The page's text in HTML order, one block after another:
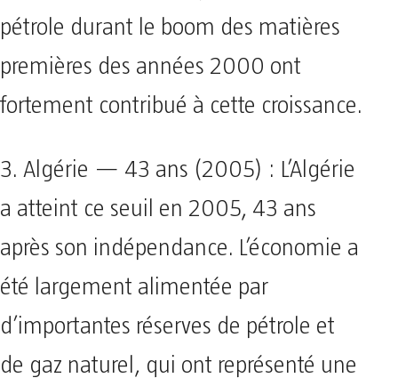
pétrole durant le boom des matières
premières des années 2000 ont
fortement contribué à cette croissance.
3. Algérie — 43 ans (2005) : L’Algérie
a atteint ce seuil en 2005, 43 ans
après son indépendance. L’économie a
été largement alimentée par
d’importantes réserves de pétrole et
de gaz naturel, qui ont représenté une